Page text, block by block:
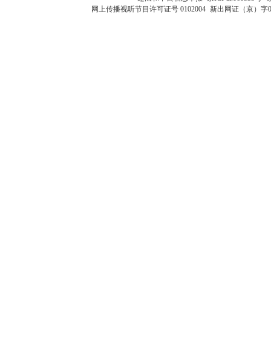
网上传播视听节目许可证号 0102004 新出网证（京）